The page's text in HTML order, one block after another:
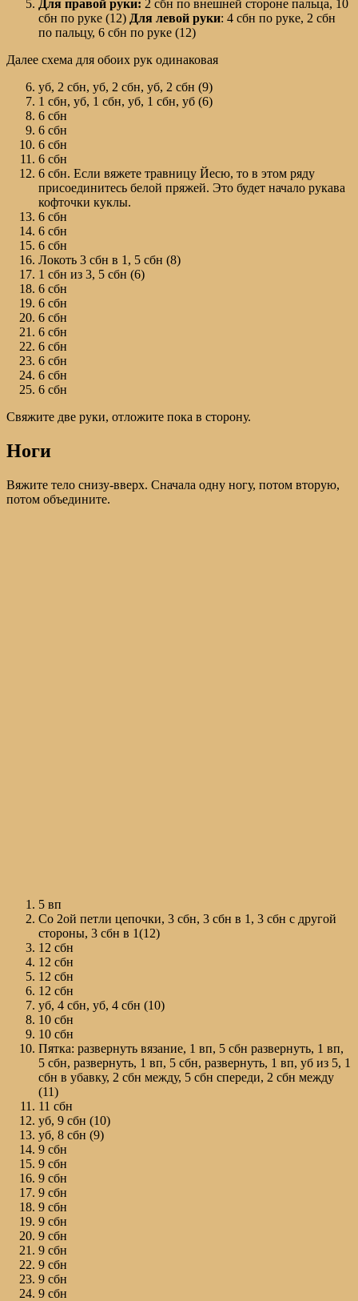
Для правой руки: 2 сбн по внешней стороне пальца, 10
сбн по руке (12) Для левой руки: 4 сбн по руке, 2 сбн
по пальцу, 6 сбн по руке (12)
Далее схема для обоих рук одинаковая
уб, 2 сбн, уб, 2 сбн, уб, 2 сбн (9)
1 сбн, уб, 1 сбн, уб, 1 сбн, уб (6)
6 сбн
6 сбн
6 сбн
6 сбн
6 сбн. Если вяжете травницу Йесю, то в этом ряду
присоединитесь белой пряжей. Это будет начало рукава
кофточки куклы.
6 сбн
6 сбн
6 сбн
Локоть 3 сбн в 1, 5 сбн (8)
1 сбн из 3, 5 сбн (6)
6 сбн
6 сбн
6 сбн
6 сбн
6 сбн
6 сбн
6 сбн
6 сбн
Свяжите две руки, отложите пока в сторону.
Ноги
Вяжите тело снизу-вверх. Сначала одну ногу, потом вторую,
потом объедините.
5 вп
Со 2ой петли цепочки, 3 сбн, 3 сбн в 1, 3 сбн с другой
стороны, 3 сбн в 1(12)
12 сбн
12 сбн
12 сбн
12 сбн
уб, 4 сбн, уб, 4 сбн (10)
10 сбн
10 сбн
Пятка: развернуть вязание, 1 вп, 5 сбн развернуть, 1 вп,
5 сбн, развернуть, 1 вп, 5 сбн, развернуть, 1 вп, уб из 5, 1
сбн в убавку, 2 сбн между, 5 сбн спереди, 2 сбн между
(11)
11 сбн
уб, 9 сбн (10)
уб, 8 сбн (9)
9 сбн
9 сбн
9 сбн
9 сбн
9 сбн
9 сбн
9 сбн
9 сбн
9 сбн
9 сбн
9 сбн